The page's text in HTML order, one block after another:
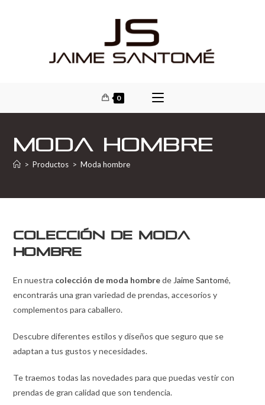
0
Moda hombre
> Productos > Moda hombre
Colección de moda
hombre
En nuestra colección de moda hombrede Jaime Santomé,
encontrarás una gran variedad de prendas, accesorios y
complementos para caballero.
Descubre diferentes estilos y diseños que seguro que se
adaptan a tus gustos y necesidades.
Te traemos todas las novedades para que puedas vestir con
prendas de gran calidad que son tendencia.